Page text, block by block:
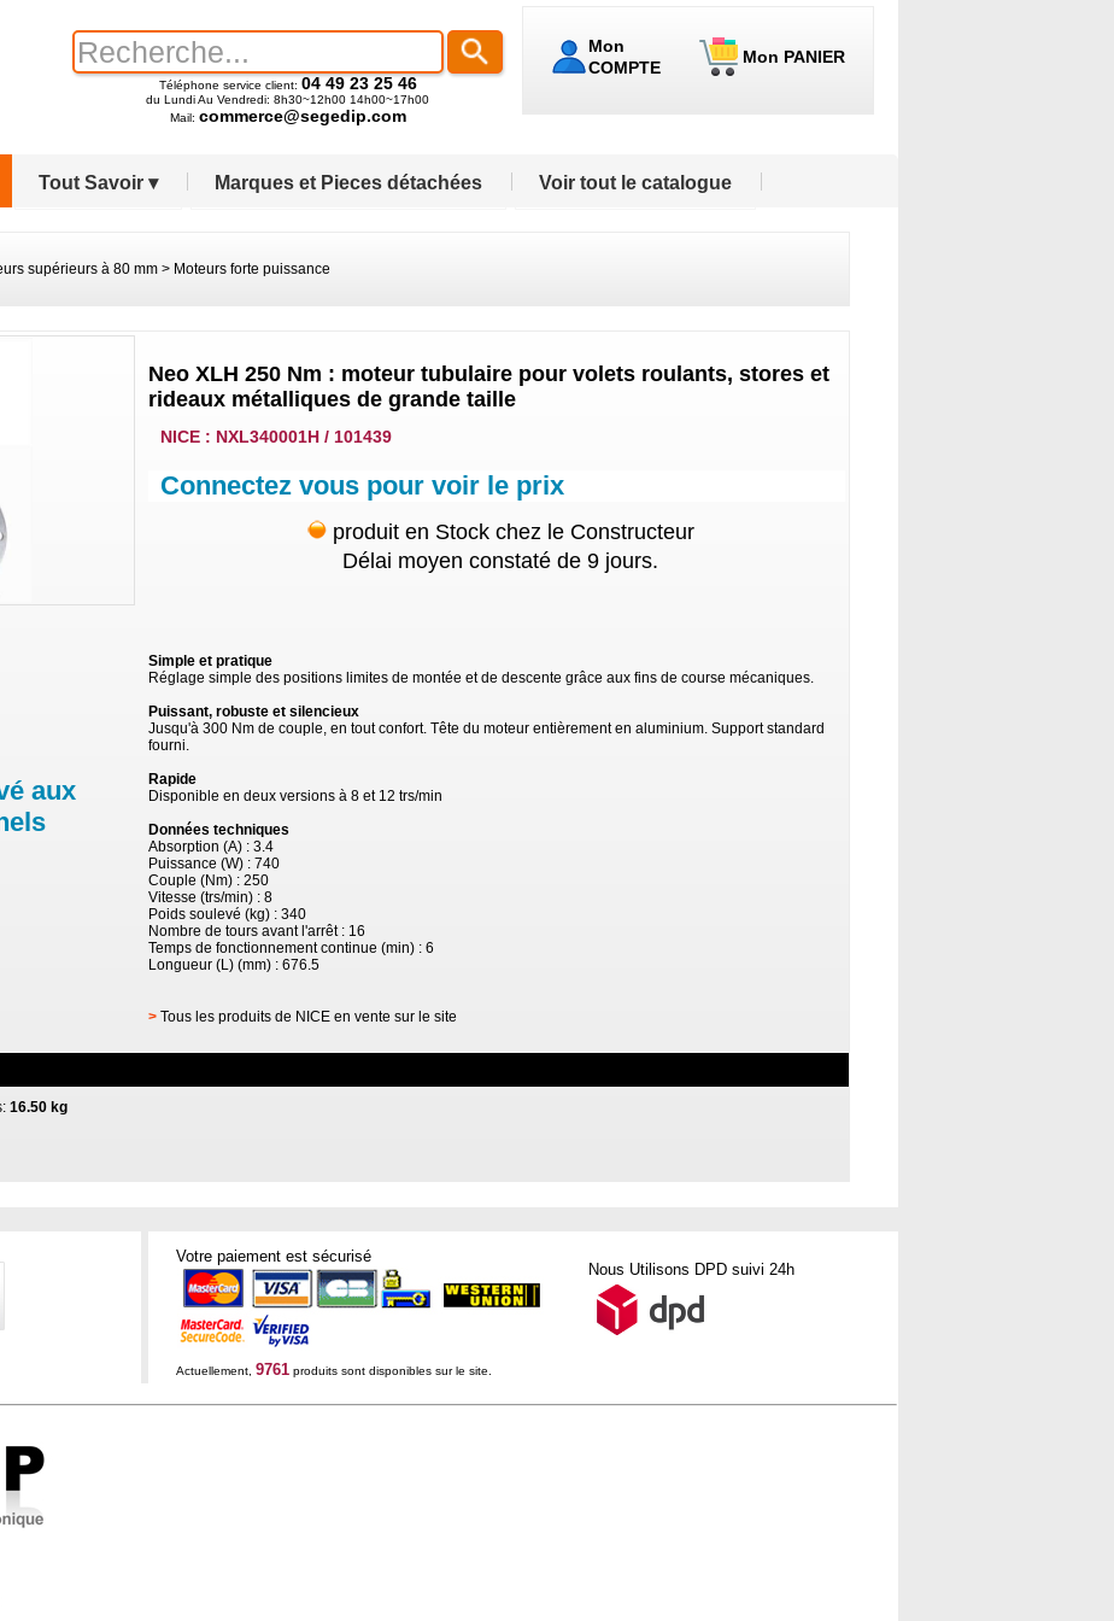
Mon
COMPTE
Mon PANIER
Téléphone service client: 04 49 23 25 46
du Lundi Au Vendredi: 8h30~12h00 14h00~17h00
Mail: commerce@segedip.com
Tout Savoir ▾ Marques et Pieces détachées Voir tout le catalogue
supérieurs à 80 mm> Moteurs forte puissance
Neo XLH 250 Nm : moteur tubulaire pour volets roulants, stores et
rideaux métalliques de grande taille
NICE : NXL340001H / 101439
Connectez vous pour voir le prix
produit en Stock chez le Constructeur
Délai moyen constaté de 9 jours.
aux
Simple et pratique
Réglage simple des positions limites de montée et de descente grâce aux fins de course mécaniques.
Puissant, robuste et silencieux
Jusqu'à 300 Nm de couple, en tout confort. Tête du moteur entièrement en aluminium. Support standard
fourni.
Rapide
Disponible en deux versions à 8 et 12 trs/min
Données techniques
Absorption (A) : 3.4
Puissance (W) : 740
Couple (Nm) : 250
Vitesse (trs/min) : 8
Poids soulevé (kg) : 340
Nombre de tours avant l'arrêt : 16
Temps de fonctionnement continue (min) : 6
Longueur (L) (mm) : 676.5
> Tous les produits de NICE en vente sur le site
16.50 kg
Votre paiement est sécurisé
Nous Utilisons DPD suivi 24h
Actuellement, 9761produits sont disponibles sur le site.